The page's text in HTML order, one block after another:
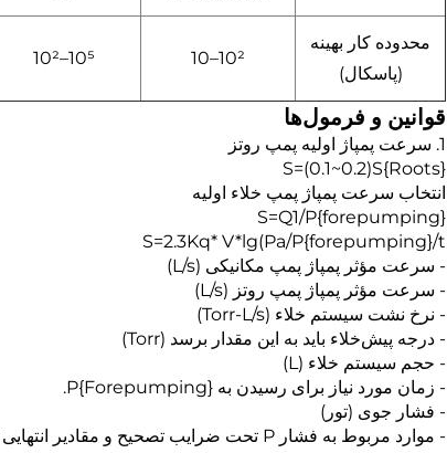
محدوده کار بهینه
(پاسکال)
10²–10
10⁵–10²
قوانین و فرمول‌ها
1. سرعت پمپاژ اولیه پمپ روتز
S=(0.1~0.2)S{Roots}
انتخاب سرعت پمپاژ پمپ خلاء اولیه
S=Q1/P{forepumping}
S=2.3Kq* V*lg(Pa/P{forepumping}/t
- سرعت مؤثر پمپاژ پمپ مکانیکی (L/s)
- سرعت مؤثر پمپاژ پمپ روتز (L/s)
- نرخ نشت سیستم خلاء (Torr-L/s)
- درجه پیش‌خلاء باید به این مقدار برسد (Torr)
- حجم سیستم خلاء (L)
- زمان مورد نیاز برای رسیدن به P{Forepumping}.
- فشار جوی (تور)
- موارد مربوط به فشار P تحت ضرایب تصحیح و مقادیر انتهایی تجهیزات